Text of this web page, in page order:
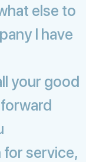
else to
I have
your good
for service,